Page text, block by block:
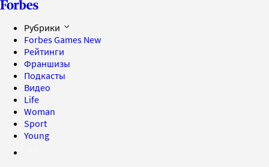
Рубрики
Forbes Games New
Рейтинги
Франшизы
Подкасты
Видео
Life
Woman
Sport
Young